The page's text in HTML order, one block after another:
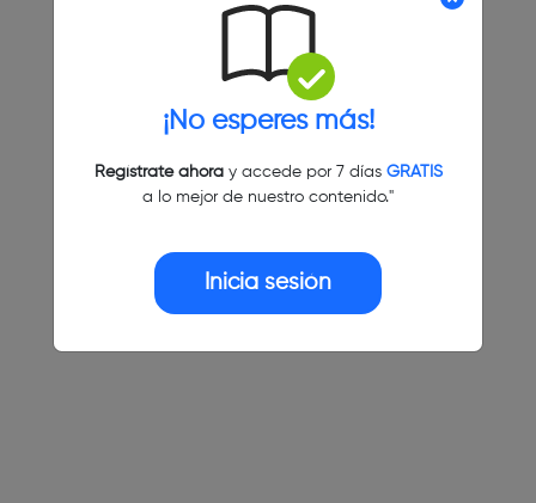
¡No esperes más!
Regístrate ahoray accede por 7 días GRATIS
a lo mejor de nuestro contenido."
Inicia sesión